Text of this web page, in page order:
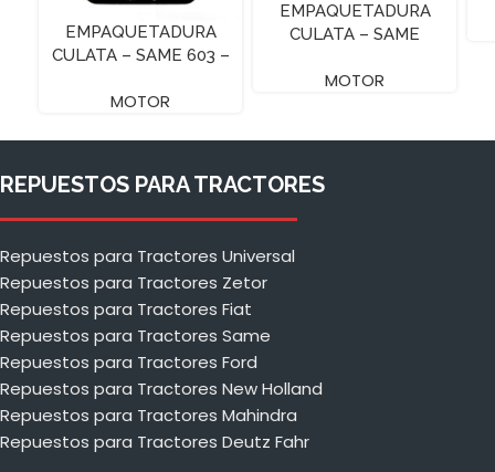
EMPAQUETADURA
CULATA – SAME 603 –
MOTOR
EMPAQUETADURA
CULATA – SAME
MOTOR
REPUESTOS PARA TRACTORES
Repuestos para Tractores Universal
Repuestos para Tractores Zetor
Repuestos para Tractores Fiat
Repuestos para Tractores Same
Repuestos para Tractores Ford
Repuestos para Tractores New Holland
Repuestos para Tractores Mahindra
Repuestos para Tractores Deutz Fahr